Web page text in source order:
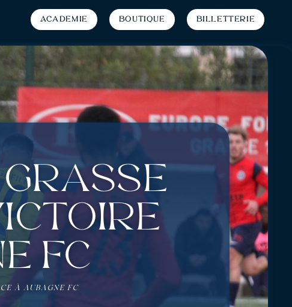
Académie Boutique Billetterie
Grasse
FC
À AUBAGNE FC